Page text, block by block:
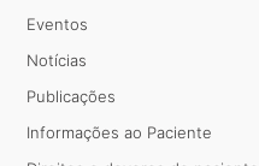
Eventos
Notícias
Publicações
Informações ao Paciente